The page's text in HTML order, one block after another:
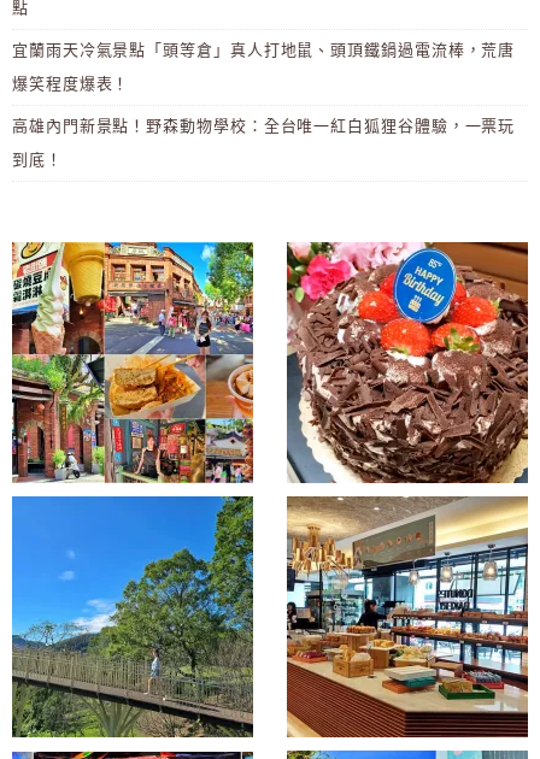
點
宜蘭雨天冷氣景點「頭等倉」真人打地鼠、頭頂鐵鍋過電流棒，荒唐
爆笑程度爆表！
高雄內門新景點！野森動物學校：全台唯一紅白狐狸谷體驗，一票玩
到底！